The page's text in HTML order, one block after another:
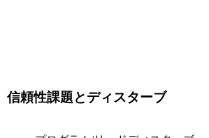
信頼性課題とディスターブ